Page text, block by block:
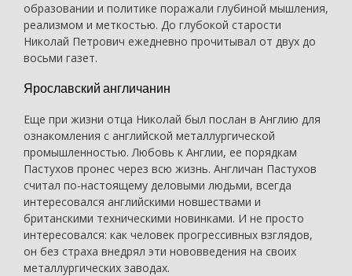
образовании и политике поражали глубиной мышления,
реализмом и меткостью. До глубокой старости
Николай Петрович ежедневно прочитывал от двух до
восьми газет.
Ярославский англичанин
Еще при жизни отца Николай был послан в Англию для
ознакомления с английской металлургической
промышленностью. Любовь к Англии, ее порядкам
Пастухов пронес через всю жизнь. Англичан Пастухов
считал по-настоящему деловыми людьми, всегда
интересовался английскими новшествами и
британскими техническими новинками. И не просто
интересовался: как человек прогрессивных взглядов,
он без страха внедрял эти нововведения на своих
металлургических заводах.